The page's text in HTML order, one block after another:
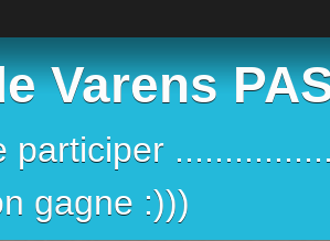
Varens
participer
gagne :)))